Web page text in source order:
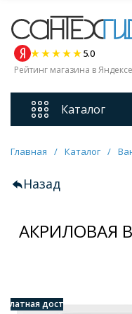
5.0
Рейтинг магазина в Яндексе
Каталог
Смесители
Унитазы
Мебель для
Главная / Каталог /
Назад
АКРИЛОВАЯ
доставка